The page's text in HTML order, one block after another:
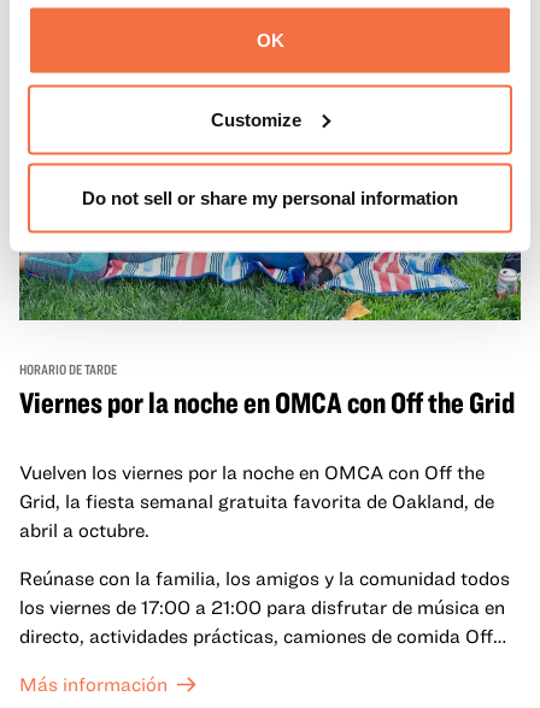
OK
Customize
Do not sell or share my personal information
HORARIO DE TARDE
Viernes por la noche en OMCA con Off the Grid
Vuelven los viernes por la noche en OMCA con Off the
Grid, la fiesta semanal gratuita favorita de Oakland, de
abril a octubre.
Reúnase con la familia, los amigos y la comunidad todos
los viernes de 17:00 a 21:00 para disfrutar de música en
directo, actividades prácticas, camiones de comida Off
exposiciones especiales, con una
Más información